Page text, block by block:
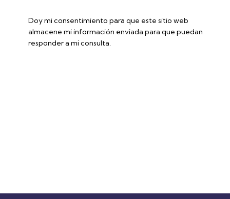
Doy mi consentimiento para que este sitio web
almacene mi información enviada para que puedan
responder a mi consulta.